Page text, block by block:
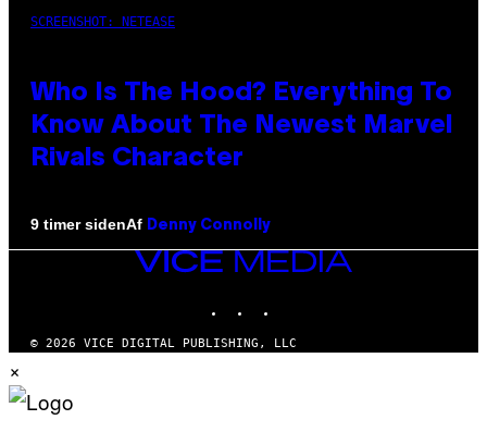
SCREENSHOT: NETEASE
Who Is The Hood? Everything To
Know About The Newest Marvel
Rivals Character
9 timer sidenAf Denny Connolly
VICE
MEDIA
© 2026 VICE DIGITAL PUBLISHING, LLC
×